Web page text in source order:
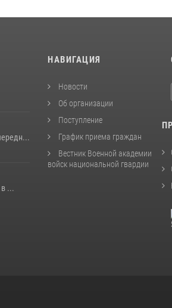
...
НАВИГАЦИЯ
Новости
Об организации
Поступление
График приема граждан
Вестник Военной академии
войск национальной гвардии